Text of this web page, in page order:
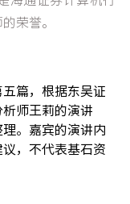
荣誉。
篇，根据东吴证
师王莉的演讲
理。嘉宾的演讲内
，不代表基石资